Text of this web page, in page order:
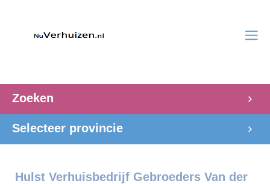
Zoeken
Selecteer provincie
Hulst Verhuisbedrijf Gebroeders Van der